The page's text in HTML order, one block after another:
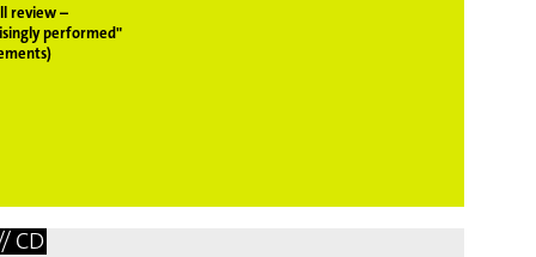
CD
review –
performed"
)